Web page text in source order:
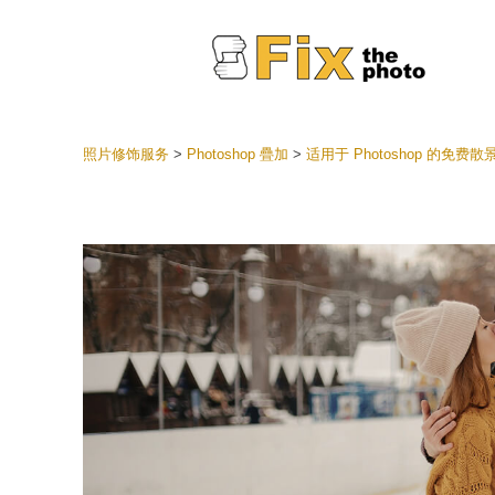
婚礼
最佳优
手机收
照片修饰服务> Photoshop 疊加 > 适用于 Photoshop 的免费散